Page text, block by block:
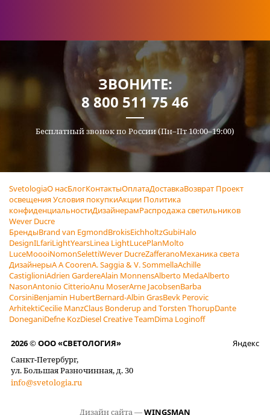
ЗВОНИТЕ:
8 800 511 75 46
Бесплатный звонок по России (Пн–Пт 10:00–19:00)
SvetologiaО насБлогКонтактыОплатаДоставкаВозврат Проект
освещенияУсловия покупкиАкции Политика
конфиденциальностиДизайнерамРаспродажа светильников
Wever Ducre
БрендыBrand van EgmondBrokisEichholtzGubiHalo
DesignILfariLightYearsLinea LightLucePlanMolto
LuceMoooiNomonSelettiWever DucreZafferanoМеханика света
ДизайнерыA A CoorenA. Saggia & V. SommellaAchille
CastiglioniAdrien GardereAlain MonnensAlberto MedaAlberto
NasonAntonio CitterioAnu MoserArne JacobsenBarba
CorsiniBenjamin HubertBernard-Albin GrasBevk Perovic
ArhitektiCecilie ManzClaus Bonderup and Torsten ThorupDante
DoneganiDefne KozDiesel Creative TeamDima Loginoff
2026 © ООО «СВЕТОЛОГИЯ»
Санкт-Петербург,
ул. Большая Разночинная, д. 30
info@svetologia.ru
Яндекс
Дизайн сайта —WINGSMAN